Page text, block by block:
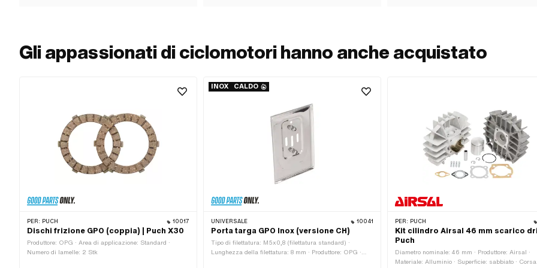
Gli appassionati di ciclomotori hanno anche acquistato
PER: PUCH 10017
Dischi frizione GPO (coppia) | Puch X30
Produttore: OPG · Area di applicazione: Standard ·
Numero di lamelle: 2 Stk
INOX CALDO
UNIVERSALE 10041
Porta targa GPO Inox (versione CH)
Tipo di filettatura: M5x0,8 (filettatura standard) ·
Lunghezza della filettatura: 8 mm · Produttore: OPG ·
PER: PUCH
Kit cilindro Airsal 46 mm scarico
Puch
Diametro nominale: 46 mm · Produttore: Airsal ·
Materiale: Alluminio · Superficie: sabbiato · Corsa